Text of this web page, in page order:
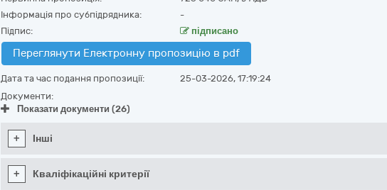
Інформація про субпідрядника:
-
Підпис:
підписано
Переглянути Електронну пропозицію в pdf
Дата та час подання пропозиції:
25-03-2026, 17:19:24
Документи:
Показати документи (26)
+ Інші
+ Кваліфікаційні критерії